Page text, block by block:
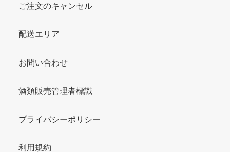
ご注文のキャンセル
配送エリア
お問い合わせ
酒類販売管理者標識
プライバシーポリシー
利用規約